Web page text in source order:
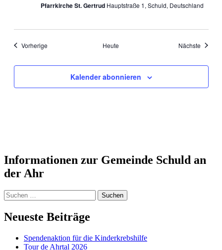
Pfarrkirche St. Gertrud Hauptstraße 1, Schuld, Deutschland
VorherigeVeranstaltungen Heute Nächste
Kalender abonnieren
Informationen zur Gemeinde Schuld an
der Ahr
Suchen
nach:
Neueste Beiträge
Spendenaktion für die Kinderkrebshilfe
Tour de Ahrtal 2026